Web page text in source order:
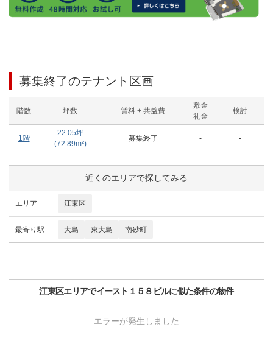
募集終了のテナント区画
階数 坪数 賃料 + 共益費
敷金
礼金
検討
1階
22.05坪
(72.89m²)
募集終了 - -
近くのエリアで探してみる
エリア 江東区
最寄り駅 大島 東大島 南砂町
江東区エリアでイースト１５８ビルに似た条件の物件
エラーが発生しました